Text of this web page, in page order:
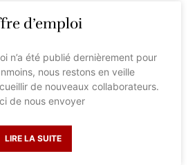
d’emploi
n’a été publié dernièrement pour
nous restons en veille
de nouveaux collaborateurs.
de nous envoyer
LIRE LA SUITE